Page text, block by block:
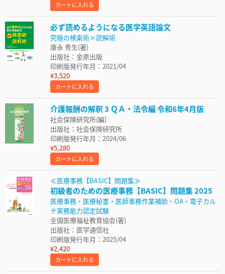
カートに入れる
必ず読めるようになる医学英語論文
究極の検索術×読解術
康永 秀生(著)
出版社：金原出版
印刷版発行年月：2021/04
¥3,520
カートに入れる
介護報酬の解釈 3 ＱＡ・法令編 令和6年4月版
社会保険研究所(編)
出版社：社会保険研究所
印刷版発行年月：2024/06
¥5,280
カートに入れる
≪医療事務【BASIC】問題集≫
初級者のための医療事務【BASIC】問題集 2025
医療事務・医療秘書・医師事務作業補助・OA・電子カル
テ実務能力認定試験
全国医療福祉教育協会(著)
出版社：医学通信社
印刷版発行年月：2025/04
¥2,420
カートに入れる